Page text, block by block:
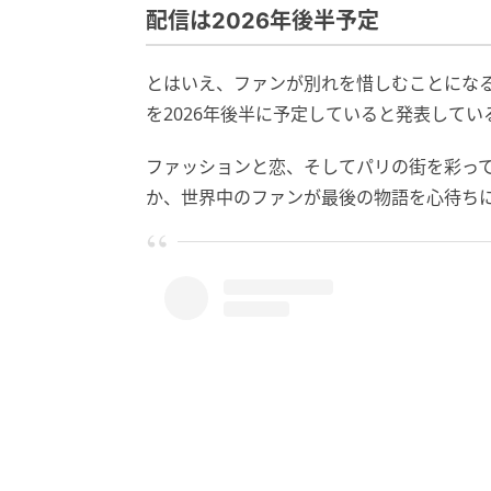
配信は2026年後半予定
とはいえ、ファンが別れを惜しむことに
を2026年後半に予定していると発表してい
ファッションと恋、そしてパリの街を彩
か、世界中のファンが最後の物語を心待ち